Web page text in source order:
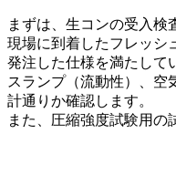
まずは、生コンの受入検
現場に到着したフレッシ
発注した仕様を満たして
スランプ（流動性）、空
計通りか確認します。
また、圧縮強度試験用の